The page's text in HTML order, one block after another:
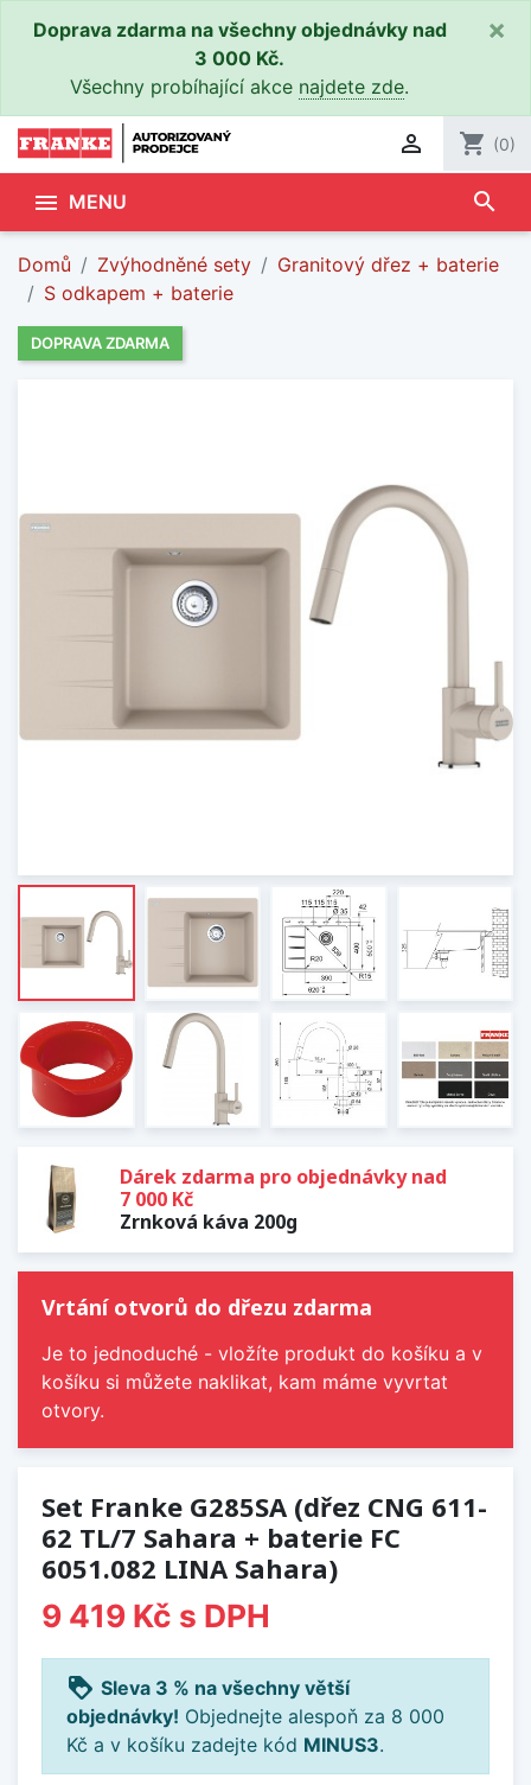
Doprava zdarma na všechny objednávky nad
3 000 Kč.
Všechny probíhající akce najdete zde.
×
 shopping_cart (0)
 MENU search
Domů Zvýhodněné sety
Granitový dřez + baterie
S odkapem + baterie
DOPRAVA ZDARMA
Dárek zdarma pro objednávky nad
7 000 Kč
Zrnková káva 200g
Vrtání otvorů do dřezu zdarma
Je to jednoduché - vložíte produkt do košíku a v
košíku si můžete naklikat, kam máme vyvrtat
otvory.
Set Franke G285SA (dřez CNG 611-
62 TL/7 Sahara + baterie FC
6051.082 LINA Sahara)
9 419 Kč s DPH
loyalty Sleva 3 % na všechny větší
objednávky! Objednejte alespoň za 8 000
Kč a v košíku zadejte kód MINUS3.